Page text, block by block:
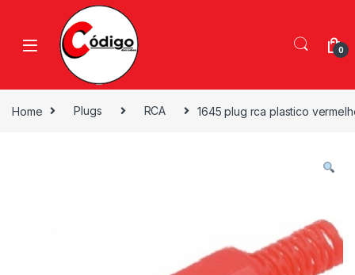
0
Home Plugs RCA 1645 plug rca plastico